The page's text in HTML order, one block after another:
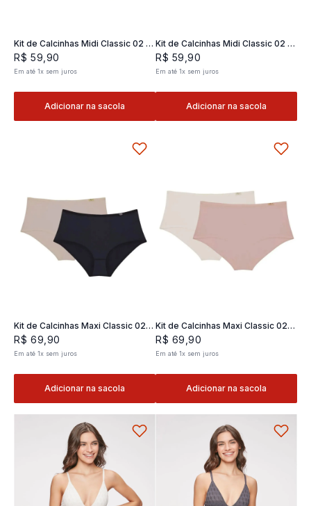
Kit de Calcinhas Midi Classic 02 -
2 und
R$ 59 90
Em até1x sem juros
Adicionar na sacola
Kit de Calcinhas Midi Classic 02 -
2 und
R$ 59 ,90
Em até 1x sem juros
Adicionar na sacola
Kit de Calcinhas Maxi Classic 02 -
2 und
R$ 69 90
Em até1x sem juros
Adicionar na sacola
Kit de Calcinhas Maxi Classic 02 -
2 und
R$ 69 ,90
Em até 1x sem juros
Adicionar na sacola